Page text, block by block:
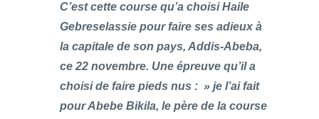
C’est cette course qu’a choisi Haile
Gebreselassie pour faire ses adieux à
la capitale de son pays, Addis-Abeba,
ce 22 novembre. Une épreuve qu’il a
choisi de faire pieds nus : » je l’ai fait
pour Abebe Bikila, le père de la course